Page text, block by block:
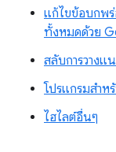
แก้ไขข้อบกพร่
ทั้งหมดด้วย
สลับการวางแ
โปรแกรมสำ
ไฮไลต์อื่นๆ